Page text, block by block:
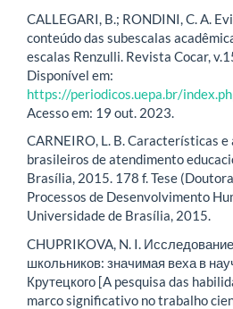
CALLEGARI, B.; RONDINI, C. A.
conteúdo das subescalas
escalas Renzulli. Revista Cocar,
Disponível em:
https://periodicos.uepa.br/
Acesso em: 19 out. 2023.
CARNEIRO, L. B. Características
brasileiros de atendimento
Brasília, 2015. 178 f. Tese
Processos de Desenvolvimento
Universidade de Brasília, 2015.
CHUPRIKOVA, N. I.
школьников: значимая веха в
Крутецкого [A pesquisa das
marco significativo no trabalho